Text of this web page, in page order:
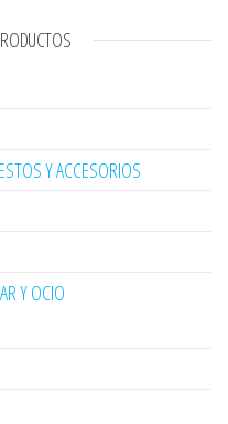
Y ACCESORIOS
Y OCIO